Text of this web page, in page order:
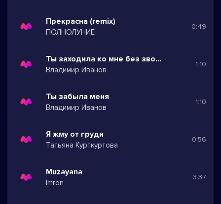
Прекрасна (remix)
ПОЛНОЛУНИЕ
0:49
Ты заходила ко мне без звонка
Владимир Иванов
1:10
Ты забыла меня
Владимир Иванов
1:10
Я жму от груди
Татьяна Курткуртова
0:56
Muzayana
Imron
3:37